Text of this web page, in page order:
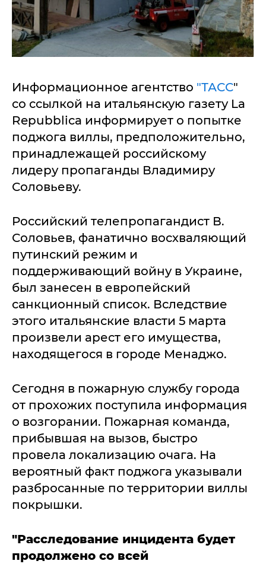
Информационное агентство "ТАСС"
со ссылкой на итальянскую газету La
Repubblica информирует о попытке
поджога виллы, предположительно,
принадлежащей российскому
лидеру пропаганды Владимиру
Соловьеву.
Российский телепропагандист В.
Соловьев, фанатично восхваляющий
путинский режим и
поддерживающий войну в Украине,
был занесен в европейский
санкционный список. Вследствие
этого итальянские власти 5 марта
произвели арест его имущества,
находящегося в городе Менаджо.
Сегодня в пожарную службу города
от прохожих поступила информация
о возгорании. Пожарная команда,
прибывшая на вызов, быстро
провела локализацию очага. На
вероятный факт поджога указывали
разбросанные по территории виллы
покрышки.
"Расследование инцидента будет
продолжено со всей